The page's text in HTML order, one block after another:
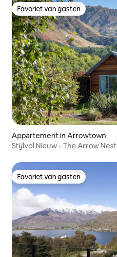
Favoriet van gasten
Favoriet van gasten
Appartement in Arrowtown
Stijlvol Nieuw - The Arrow Nest
Favoriet van gasten
Favoriet van gasten